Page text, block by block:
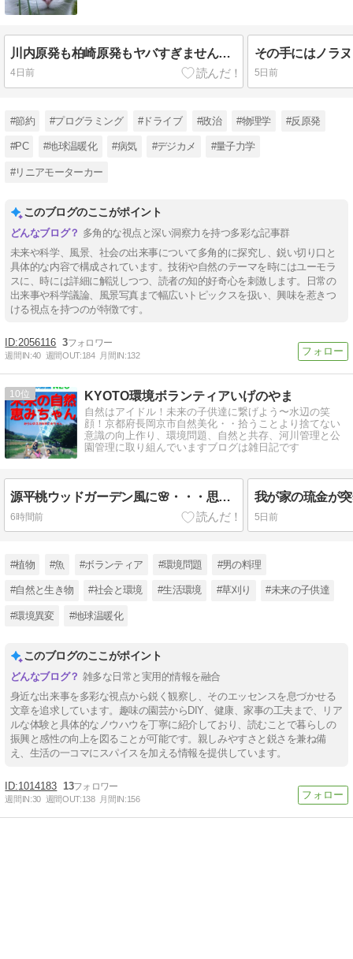
川内原発も柏崎原発もヤバすぎませんか?
4日前 5日前
#節約 #プログラミング #ドライブ #政治 #物理学 #反原発
#PC #地球温暖化 #病気 #デジカメ #量子力学
#リニアモーターカー
このブログのここがポイント
多角的な視点と深い洞察力を持つ多彩な記事群
未来や科学、風景、社会の出来事について多角的に探究し、鋭い切り口と
具体的な内容で構成されています。技術や自然のテーマを時にはユーモラ
スに、時には詳細に解説しつつ、読者の知的好奇心を刺激します。日常の
出来事や科学議論、風景写真まで幅広いトピックスを扱い、興味を惹きつ
ける視点を持つのが特徴です。
2056116 3
週間IN:40 週間OUT:184 月間IN:132
10 KYOTO環境ボランティアいげのやま
自然はアイドル！未来の子供達に繋げよう〜水辺の笑
顔！京都府長岡京市自然美化・・拾うことより捨てない
意識の向上作り、環境問題、自然と共存、河川管理と公
園管理に取り組んでいますブログは雑日記です
源平桃ウッドガーデン風に🌸・・・思い出の双子桃の花＆🍃バジル炒飯＆慰労金
6時間前 5日前
#植物 #魚 #ボランティア #環境問題 #男の料理
#自然と生き物 #社会と環境 #生活環境 #草刈り #未来の子供達
#環境異変 #地球温暖化
このブログのここがポイント
雑多な日常と実用的情報を融合
身近な出来事を多彩な視点から鋭く観察し、そのエッセンスを息づかせる
文章を追求しています。趣味の園芸からDIY、健康、家事の工夫まで、リア
ルな体験と具体的なノウハウを丁寧に紹介しており、読むことで暮らしの
振興と感性の向上を図ることが可能です。親しみやすさと鋭さを兼ね備
え、生活の一コマにスパイスを加える情報を提供しています。
1014183 13
週間IN:30 週間OUT:138 月間IN:156